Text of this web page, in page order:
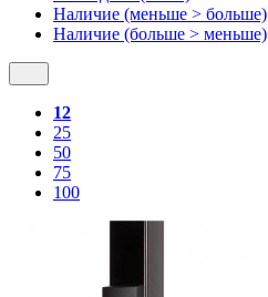
Наличие (меньше > больше)
Наличие (больше > меньше)
12
25
50
75
100